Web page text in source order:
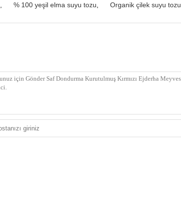
% 100 yeşil elma suyu tozu Organik çilek suyu tozu